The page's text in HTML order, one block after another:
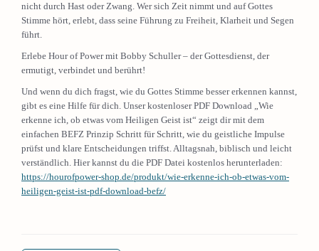
nicht durch Hast oder Zwang. Wer sich Zeit nimmt und auf Gottes
Stimme hört, erlebt, dass seine Führung zu Freiheit, Klarheit und Segen
führt.
Erlebe Hour of Power mit Bobby Schuller – der Gottesdienst, der
ermutigt, verbindet und berührt!
Und wenn du dich fragst, wie du Gottes Stimme besser erkennen kannst,
gibt es eine Hilfe für dich. Unser kostenloser PDF Download „Wie
erkenne ich, ob etwas vom Heiligen Geist ist“ zeigt dir mit dem
einfachen BEFZ Prinzip Schritt für Schritt, wie du geistliche Impulse
prüfst und klare Entscheidungen triffst. Alltagsnah, biblisch und leicht
verständlich. Hier kannst du die PDF Datei kostenlos herunterladen:
https://hourofpower-shop.de/produkt/wie-erkenne-ich-ob-etwas-vom-
heiligen-geist-ist-pdf-download-befz/